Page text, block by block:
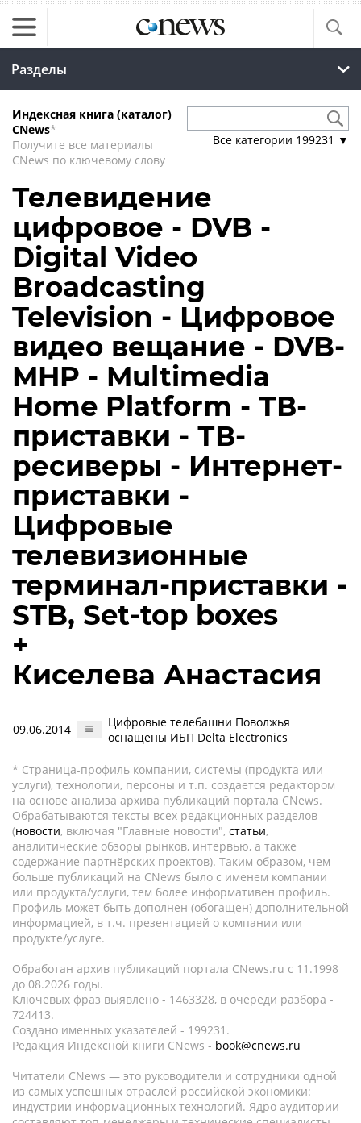
Разделы
Индексная книга (каталог)
CNews*
Получите все материалы
CNews по ключевому слову
Все категории 199231 ▼
Телевидение
цифровое - DVB -
Digital Video
Broadcasting
Television - Цифровое
видео вещание - DVB-
MHP - Multimedia
Home Platform - ТВ-
приставки - ТВ-
ресиверы - Интернет-
приставки -
Цифровые
телевизионные
терминал-приставки -
STB, Set-top boxes
+
Киселева Анастасия
09.06.2014
Цифровые телебашни Поволжья
оснащены ИБП Delta Electronics
* Страница-профиль компании, системы (продукта или
услуги), технологии, персоны и т.п. создается редактором
на основе анализа архива публикаций портала CNews.
Обрабатываются тексты всех редакционных разделов
(новости, включая "Главные новости", статьи,
аналитические обзоры рынков, интервью, а также
содержание партнёрских проектов). Таким образом, чем
больше публикаций на CNews было с именем компании
или продукта/услуги, тем более информативен профиль.
Профиль может быть дополнен (обогащен) дополнительной
информацией, в т.ч. презентацией о компании или
продукте/услуге.
Обработан архив публикаций портала CNews.ru c 11.1998
до 08.2026 годы.
Ключевых фраз выявлено - 1463328, в очереди разбора -
724413.
Создано именных указателей - 199231.
Редакция Индексной книги CNews - book@cnews.ru
Читатели CNews — это руководители и сотрудники одной
из самых успешных отраслей российской экономики:
индустрии информационных технологий. Ядро аудитории